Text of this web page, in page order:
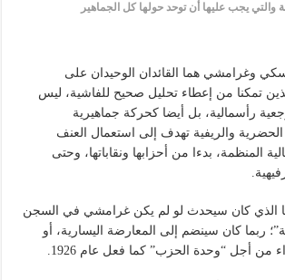
والتي يجب عليها أن توحد حولها كل الجماهير
وغرامشي هما القائدان الوحيدان على
تمكنا من إعطاء تحليل صحيح للفاشية، ليس
رأسمالية، بل أيضا كحركة جماهيرية
الحضرية والريفية تهدف إلى استعمال العنف
المنظمة، بدءا من أحزابها ونقاباتها، وحتى
ما الذي كان سيحدث لو لم يكن غرامشي في السجن
ربما كان سينضم إلى المعارضة اليسارية، أو
من أجل “وحدة الحزب” كما فعل عام 1926.